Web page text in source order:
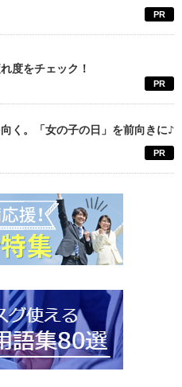
PR
度をチェック！
PR
く。「女の子の日」を前向きに♪
PR